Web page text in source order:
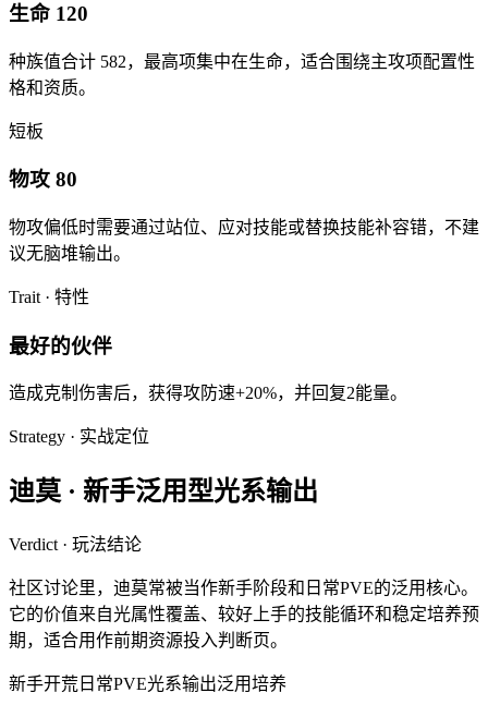
生命 120
种族值合计 582，最高项集中在生命，适合围绕主攻项配置性
格和资质。
短板
物攻 80
物攻偏低时需要通过站位、应对技能或替换技能补容错，不建
议无脑堆输出。
Trait · 特性
最好的伙伴
造成克制伤害后，获得攻防速+20%，并回复2能量。
Strategy · 实战定位
迪莫· 新手泛用型光系输出
Verdict · 玩法结论
社区讨论里，迪莫常被当作新手阶段和日常PVE的泛用核心。
它的价值来自光属性覆盖、较好上手的技能循环和稳定培养预
期，适合用作前期资源投入判断页。
新手开荒 日常PVE光系输出泛用培养